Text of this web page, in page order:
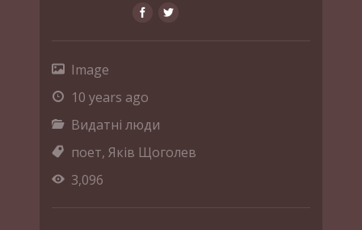
Image
10 years ago
Видатні люди
поет, Яків Щоголев
3,096